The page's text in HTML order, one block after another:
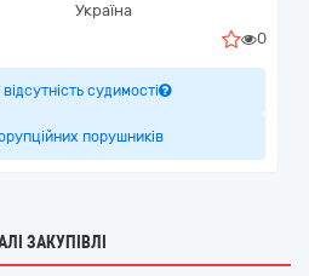
Україна
0
судимості
порушників
ЗАКУПІВЛІ